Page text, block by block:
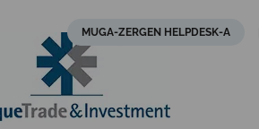
MUGA-ZERGEN HELPDESK-A